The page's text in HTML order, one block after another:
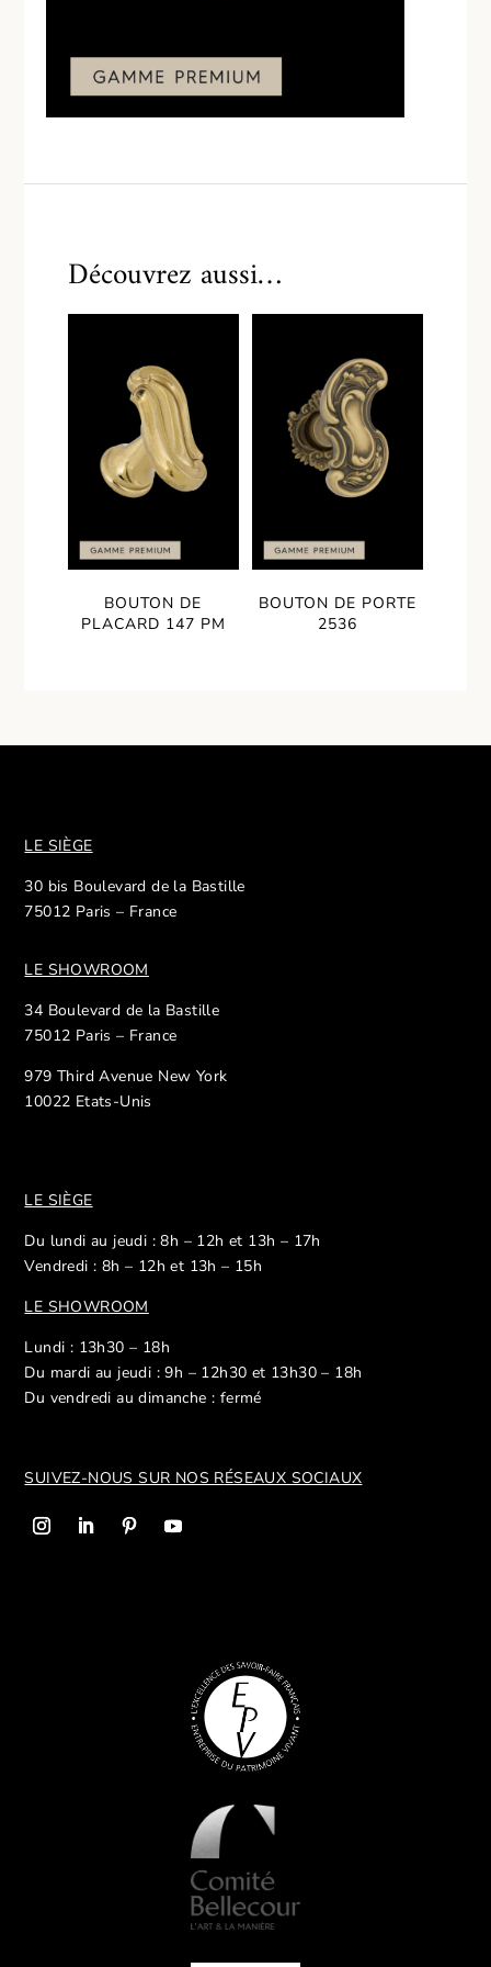
Découvrez aussi…
BOUTON DE
PLACARD 147 PM
BOUTON DE PORTE
2536
LE SIÈGE
30 bis Boulevard de la Bastille
75012 Paris – France
LE SHOWROOM
34 Boulevard de la Bastille
75012 Paris – France
979 Third Avenue New York
10022 Etats-Unis
LE SIÈGE
Du lundi au jeudi : 8h – 12h et 13h – 17h
Vendredi : 8h – 12h et 13h – 15h
LE SHOWROOM
Lundi : 13h30 – 18h
Du mardi au jeudi : 9h – 12h30 et 13h30 – 18h
Du vendredi au dimanche : fermé
SUIVEZ-NOUS SUR NOS RÉSEAUX SOCIAUX